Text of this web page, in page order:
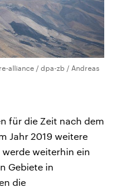
alliance / dpa-zb / Andreas
für die Zeit nach dem
Jahr 2019 weitere
weiterhin ein
Gebiete in
die